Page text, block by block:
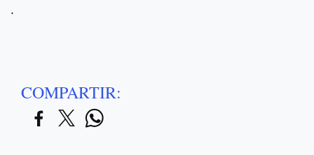
.
COMPARTIR: